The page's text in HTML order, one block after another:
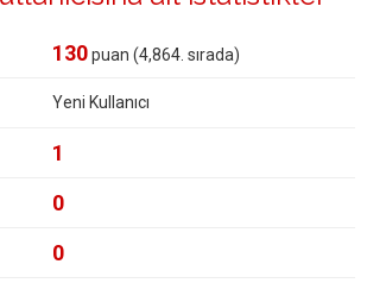
130puan (4,864 . sırada)
Yeni Kullanıcı
1
0
0